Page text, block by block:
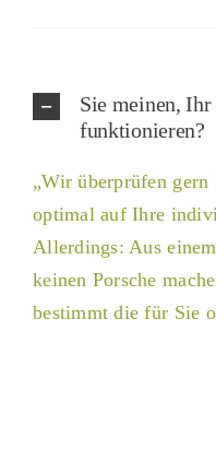
Sie meinen, Ihr
funktionieren?
„Wir überprüfen
optimal auf Ihre
Allerdings: Aus
keinen Porsche
bestimmt die für Sie